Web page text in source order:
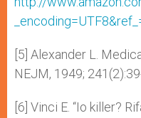
[5] Alexander L.
NEJM, 1949;
[6] Vinci E. “Io killer?